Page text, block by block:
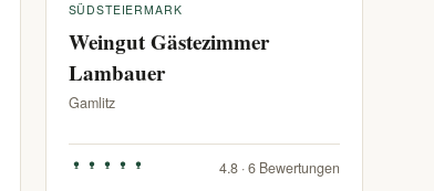
SÜDSTEIERMARK
Weingut Gästezimmer
Lambauer
Gamlitz
4.8 · 6 Bewertungen